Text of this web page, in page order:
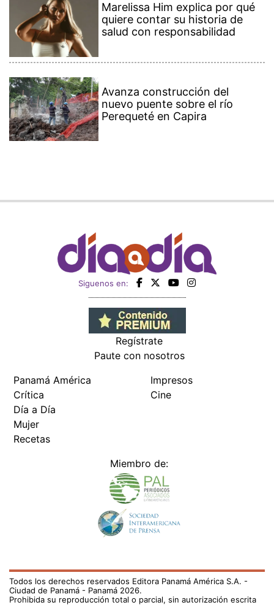
Marelissa Him explica por qué
quiere contar su historia de
salud con responsabilidad
Avanza construcción del
nuevo puente sobre el río
Perequeté en Capira
Siguenos en:
Regístrate
Paute con nosotros
Panamá América
Crítica
Día a Día
Mujer
Recetas
Impresos
Cine
Miembro de:
Todos los derechos reservados Editora Panamá América S.A. -
Ciudad de Panamá - Panamá 2026.
Prohibida su reproducción total o parcial, sin autorización escrita